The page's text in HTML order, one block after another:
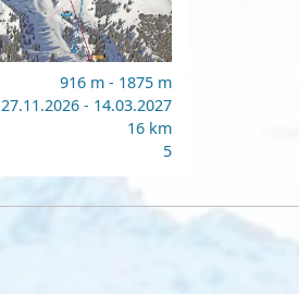
916 m - 1875 m
27.11.2026 - 14.03.2027
16 km
5